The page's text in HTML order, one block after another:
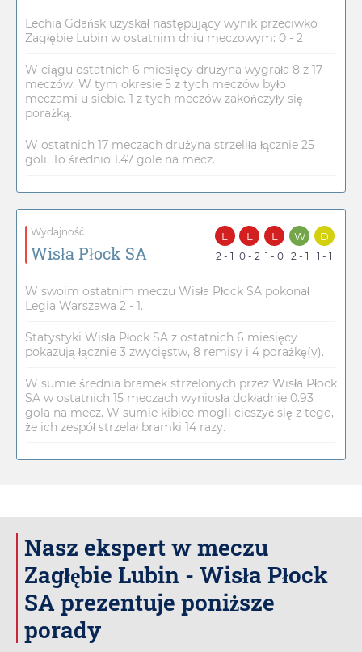
Lechia Gdańsk uzyskał następujący wynik przeciwko
Zagłębie Lubin w ostatnim dniu meczowym: 0 - 2
W ciągu ostatnich 6 miesięcy drużyna wygrała 8 z 17
meczów. W tym okresie 5 z tych meczów było
meczami u siebie. 1 z tych meczów zakończyły się
porażką.
W ostatnich 17 meczach drużyna strzeliła łącznie 25
goli. To średnio 1.47 gole na mecz.
Wydajność
Wisła Płock SA
L
2 - 1
L
0 - 2
L
1 - 0
W
2 - 1
D
1 - 1
W swoim ostatnim meczu Wisła Płock SA pokonał
Legia Warszawa 2 - 1.
Statystyki Wisła Płock SA z ostatnich 6 miesięcy
pokazują łącznie 3 zwycięstw, 8 remisy i 4 porażkę(y).
W sumie średnia bramek strzelonych przez Wisła Płock
SA w ostatnich 15 meczach wyniosła dokładnie 0.93
gola na mecz. W sumie kibice mogli cieszyć się z tego,
że ich zespół strzelał bramki 14 razy.
Nasz ekspert w meczu
Zagłębie Lubin - Wisła Płock
SA prezentuje poniższe
porady